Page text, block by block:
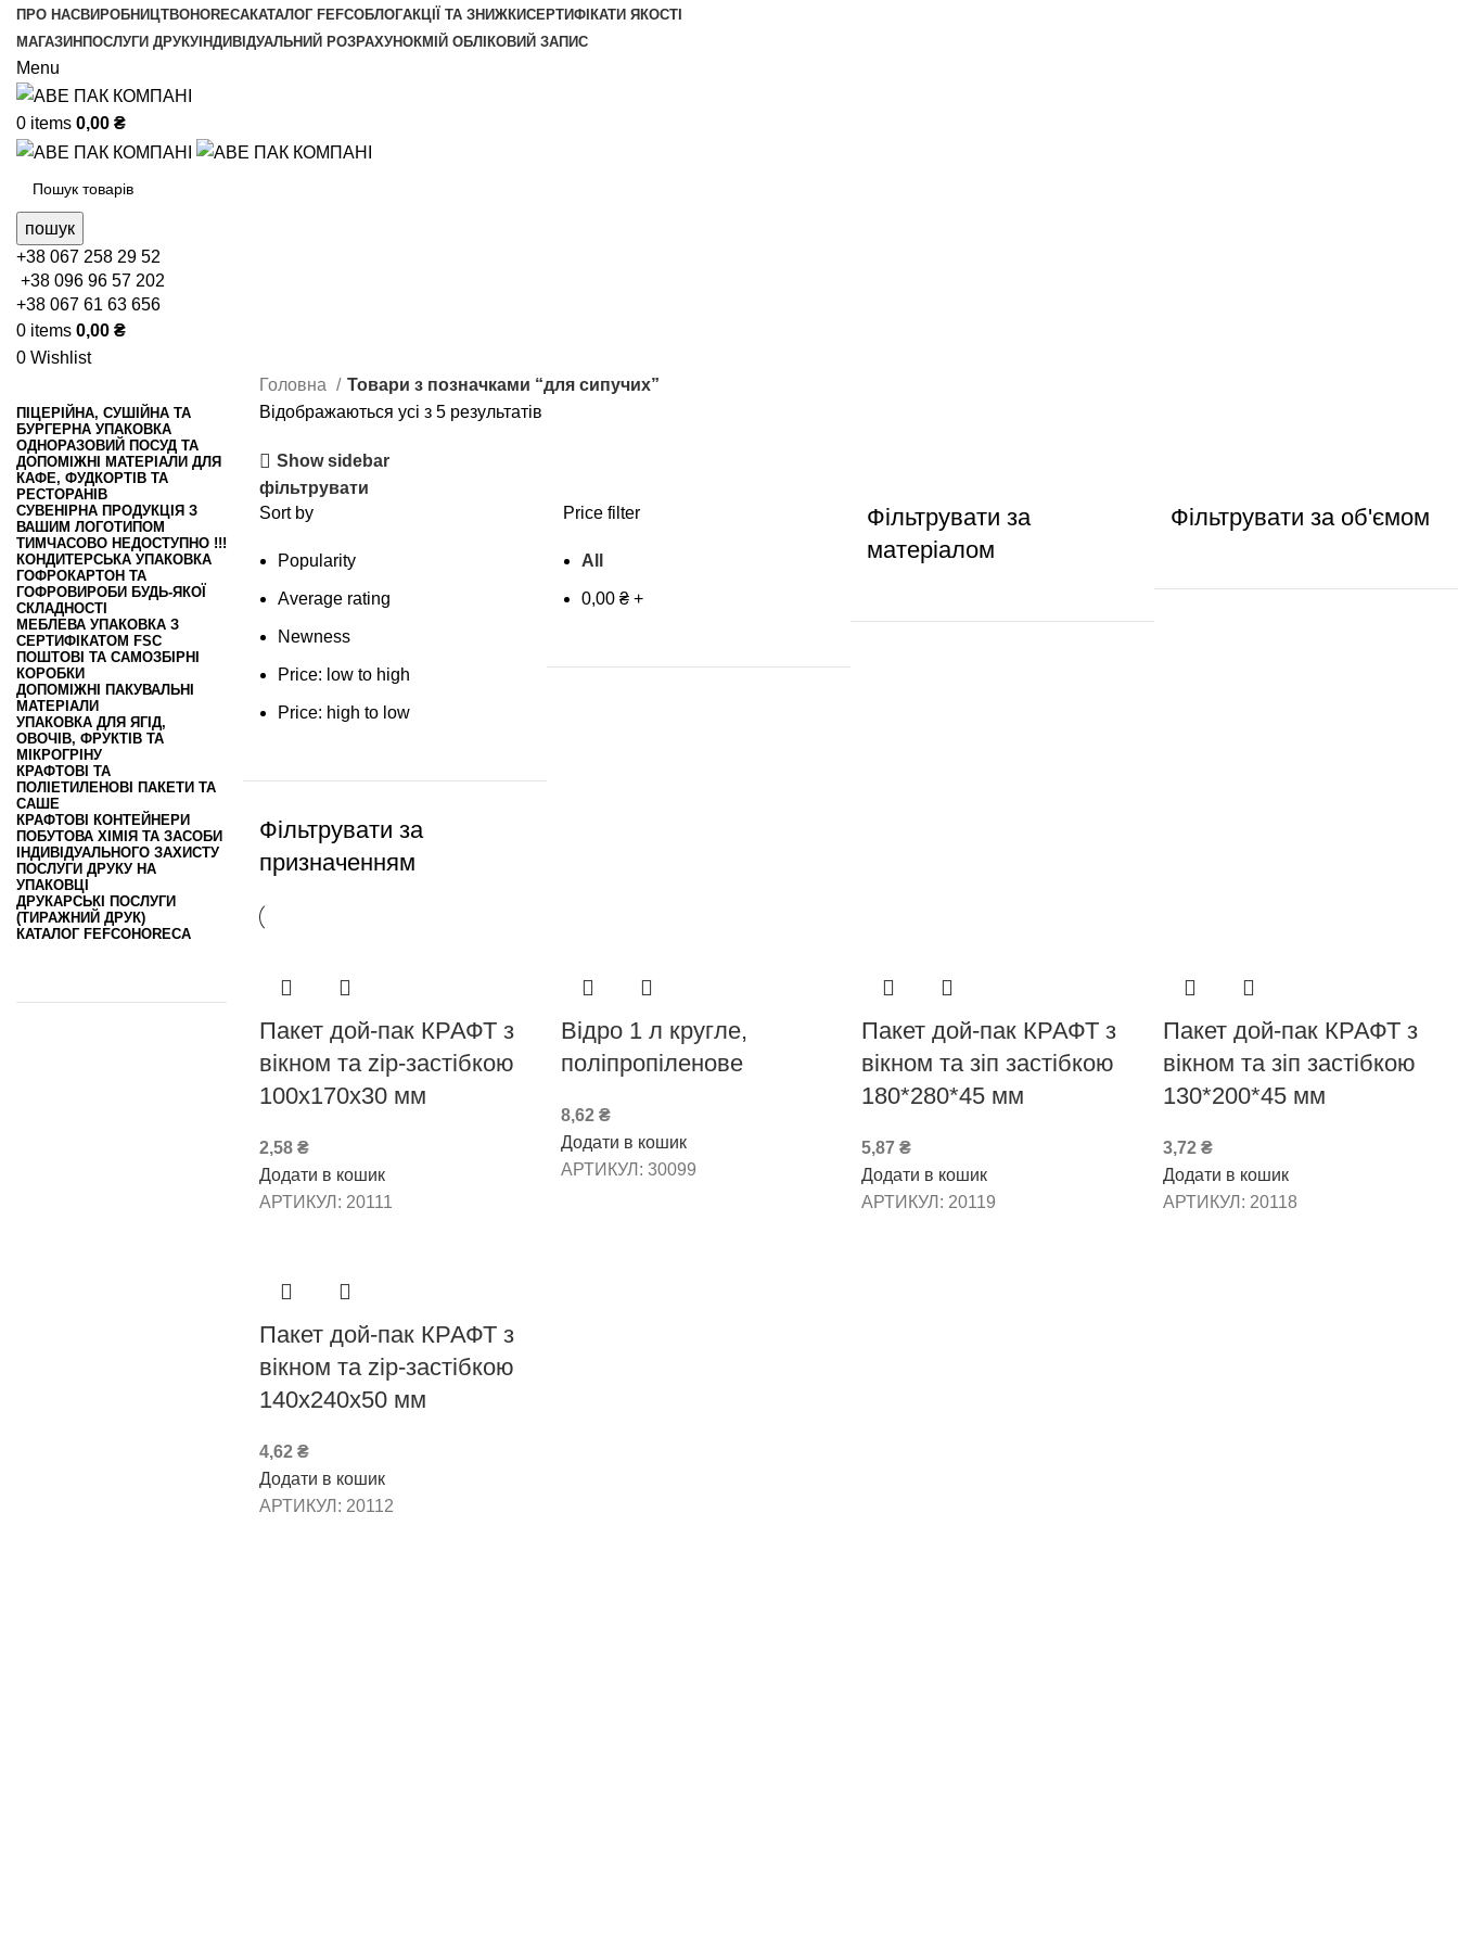
ПРО НАСВИРОБНИЦТВОHORECAКАТАЛОГ FEFCOБЛОГАКЦІЇ ТА ЗНИЖКИСЕРТИФІКАТИ ЯКОСТІ
МАГАЗИН ПОСЛУГИ ДРУКУ ІНДИВІДУАЛЬНИЙ РОЗРАХУНОКМІЙ ОБЛІКОВИЙ ЗАПИС
Menu
0 items 0,00 ₴
пошук
+38 067 258 29 52
+38 096 96 57 202
+38 067 61 63 656
0 items 0,00 ₴
0 Wishlist
ПІЦЕРІЙНА, СУШІЙНА ТА
БУРГЕРНА УПАКОВКА
ОДНОРАЗОВИЙ ПОСУД ТА
ДОПОМІЖНІ МАТЕРІАЛИ ДЛЯ
КАФЕ, ФУДКОРТІВ ТА
РЕСТОРАНІВ
СУВЕНІРНА ПРОДУКЦІЯ З
ВАШИМ ЛОГОТИПОМ
ТИМЧАСОВО НЕДОСТУПНО !!!
КОНДИТЕРСЬКА УПАКОВКА
ГОФРОКАРТОН ТА
ГОФРОВИРОБИ БУДЬ-ЯКОЇ
СКЛАДНОСТІ
МЕБЛЕВА УПАКОВКА З
СЕРТИФІКАТОМ FSC
ПОШТОВІ ТА САМОЗБІРНІ
КОРОБКИ
ДОПОМІЖНІ ПАКУВАЛЬНІ
МАТЕРІАЛИ
УПАКОВКА ДЛЯ ЯГІД,
ОВОЧІВ, ФРУКТІВ ТА
МІКРОГРІНУ
КРАФТОВІ ТА
ПОЛІЕТИЛЕНОВІ ПАКЕТИ ТА
САШЕ
КРАФТОВІ КОНТЕЙНЕРИ
ПОБУТОВА ХІМІЯ ТА ЗАСОБИ
ІНДИВІДУАЛЬНОГО ЗАХИСТУ
ПОСЛУГИ ДРУКУ НА
УПАКОВЦІ
ДРУКАРСЬКІ ПОСЛУГИ
(ТИРАЖНИЙ ДРУК)
КАТАЛОГ FEFCOHORECA
Головна
Товари з позначками “для сипучих”
Відображаються усі з 5 результатів
Show sidebar
фільтрувати
Sort by
Popularity
Average rating
Newness
Price: low to high
Price: high to low
Price filter
All
0,00 ₴ +
Фільтрувати за
матеріалом
Фільтрувати за об'ємом
Фільтрувати за
призначенням
Пакет дой-пак КРАФТ з
вікном та zip-застібкою
100х170х30 мм
2,58 ₴
Додати в кошик
АРТИКУЛ: 20111
Відро 1 л кругле,
поліпропіленове
8,62 ₴
Додати в кошик
АРТИКУЛ: 30099
Пакет дой-пак КРАФТ з
вікном та зіп застібкою
180*280*45 мм
5,87 ₴
Додати в кошик
АРТИКУЛ: 20119
Пакет дой-пак КРАФТ з
вікном та зіп застібкою
130*200*45 мм
3,72 ₴
Додати в кошик
АРТИКУЛ: 20118
Пакет дой-пак КРАФТ з
вікном та zip-застібкою
140х240х50 мм
4,62 ₴
Додати в кошик
АРТИКУЛ: 20112